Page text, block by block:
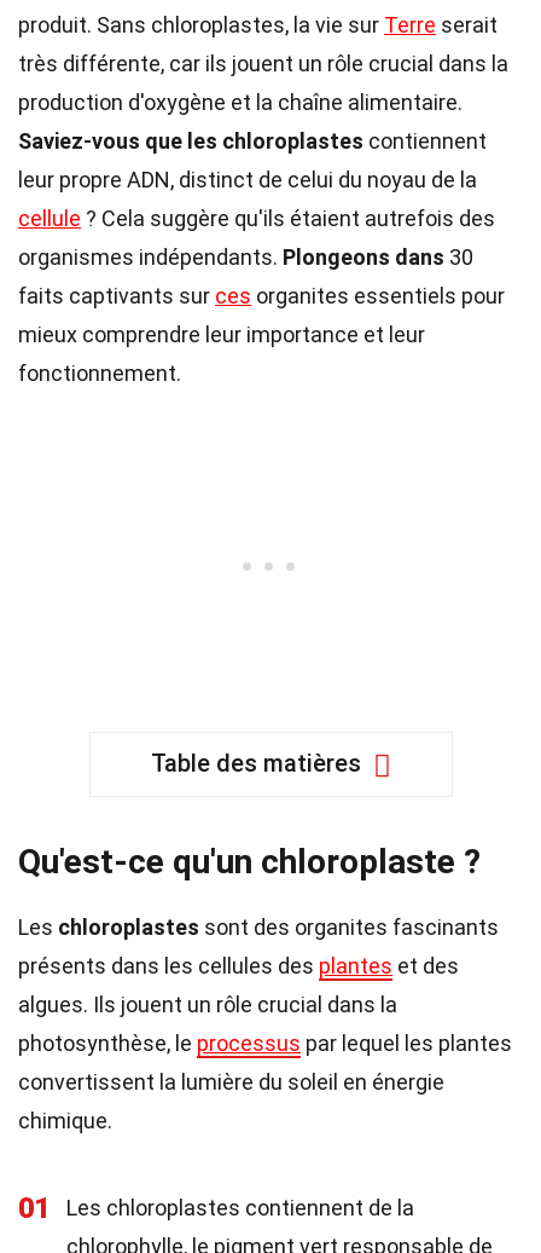
produit. Sans chloroplastes, la vie sur Terre serait
très différente, car ils jouent un rôle crucial dans la
production d'oxygène et la chaîne alimentaire.
Saviez-vous que les chloroplastes contiennent
leur propre ADN, distinct de celui du noyau de la
cellule ? Cela suggère qu'ils étaient autrefois des
organismes indépendants. Plongeons dans 30
faits captivants sur ces organites essentiels pour
mieux comprendre leur importance et leur
fonctionnement.
Table des matières
Qu'est-ce qu'un chloroplaste ?
Les chloroplastes sont des organites fascinants
présents dans les cellules des plantes et des
algues. Ils jouent un rôle crucial dans la
photosynthèse, le processus par lequel les plantes
convertissent la lumière du soleil en énergie
chimique.
01
Les chloroplastes contiennent de la
chlorophylle, le pigment vert responsable de